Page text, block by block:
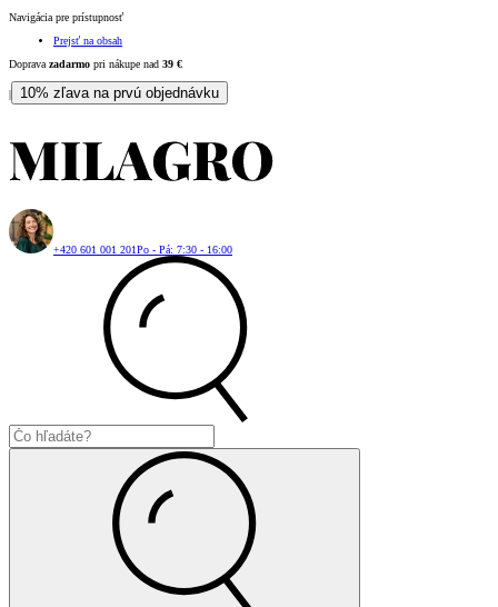
Navigácia pre prístupnosť
Prejsť na obsah
Doprava zadarmo pri nákupe nad 39 €
| 10% zľava na prvú objednávku
+420 601 001 201Po - Pá: 7:30 - 16:00